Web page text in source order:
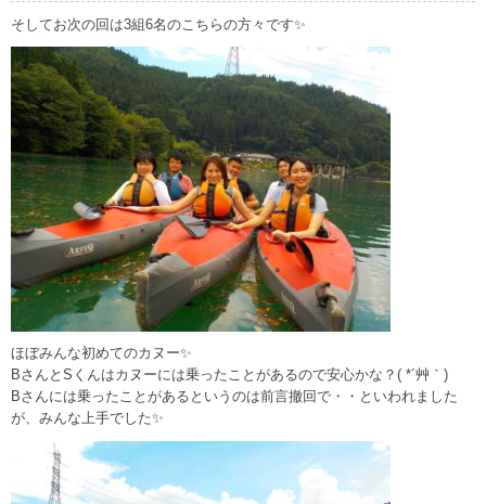
そしてお次の回は3組6名のこちらの方々です✨
ほぼみんな初めてのカヌー✨
BさんとSくんはカヌーには乗ったことがあるので安心かな？( *´艸｀)
Bさんには乗ったことがあるというのは前言撤回で・・といわれました
が、みんな上手でした✨